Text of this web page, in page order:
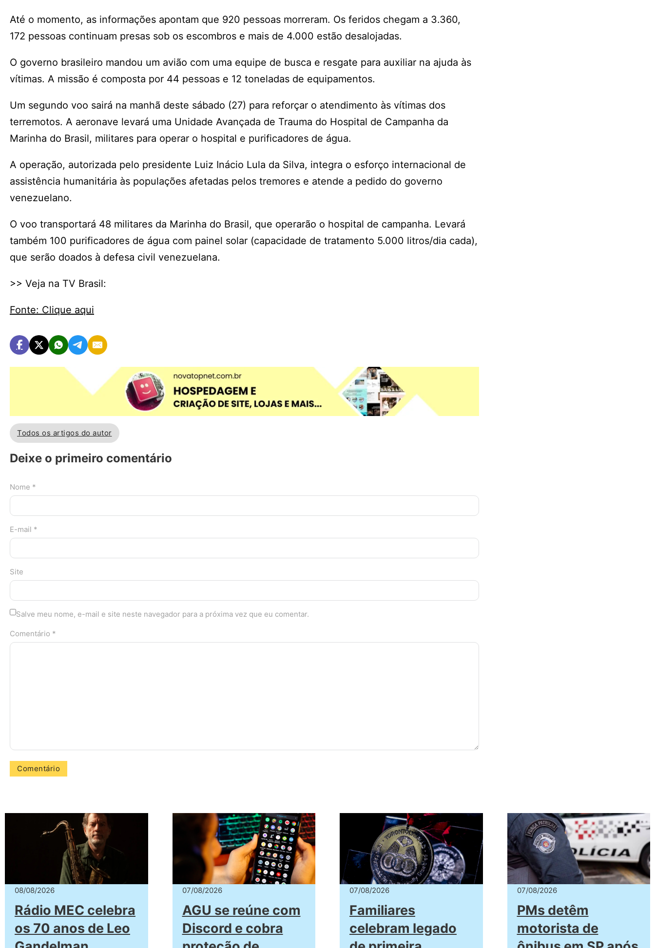
Até o momento, as informações apontam que 920 pessoas morreram. Os feridos chegam a 3.360,
172 pessoas continuam presas sob os escombros e mais de 4.000 estão desalojadas.
O governo brasileiro mandou um avião com uma equipe de busca e resgate para auxiliar na ajuda às
vítimas. A missão é composta por 44 pessoas e 12 toneladas de equipamentos.
Um segundo voo sairá na manhã deste sábado (27) para reforçar o atendimento às vítimas dos
terremotos. A aeronave levará uma Unidade Avançada de Trauma do Hospital de Campanha da
Marinha do Brasil, militares para operar o hospital e purificadores de água.
A operação, autorizada pelo presidente Luiz Inácio Lula da Silva, integra o esforço internacional de
assistência humanitária às populações afetadas pelos tremores e atende a pedido do governo
venezuelano.
O voo transportará 48 militares da Marinha do Brasil, que operarão o hospital de campanha. Levará
também 100 purificadores de água com painel solar (capacidade de tratamento 5.000 litros/dia cada),
que serão doados à defesa civil venezuelana.
>> Veja na TV Brasil:
Fonte: Clique aqui
Todos os artigos do autor
Deixe o primeiro comentário
Nome *
E-mail *
Site
Salve meu nome, e-mail e site neste navegador para a próxima vez que eu comentar.
Comentário *
08/08/2026
Rádio MEC celebra
os 70 anos de Leo
07/08/2026
AGU se reúne com
Discord e cobra
07/08/2026
Familiares
celebram legado
07/08/2026
PMs detêm
motorista de